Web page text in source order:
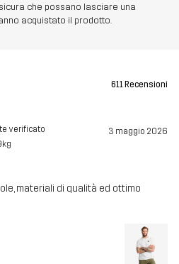
che possano lasciare una
acquistato il prodotto.
611 Recensioni
verificato 3 maggio 2026
materiali di qualità ed ottimo